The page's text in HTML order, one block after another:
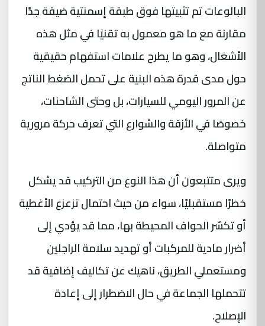
البالوعات تم تثبيتها فوق طبقة إسمنتية ضيقة جدًا
مقارنة مع ما هو معمول به تقنيًا في مثل هذه
الأشغال، وهو ما يطرح علامات استفهام حقيقية
حول مدى قدرة هذه البنية على تحمل الضغط الناتج
عن المرور اليومي للسيارات، بل وحتى الشاحنات،
خصوصًا في الأزقة والشوارع التي تعرف حركة مرورية
متواصلة.
ويرى متتبعون أن هذا النوع من التركيب قد يشكل
خطرًا مستقبليًا، سواء من حيث احتمال تزعزع الأغطية
أو تكسّر الحواف المحيطة بها، مما قد يؤدي إلى
أضرار مادية للمركبات أو تهديد سلامة الراجلين
ومستعملي الطريق، ناهيك عن تكاليف إضافية قد
تتحملها الجماعة في حال الاضطرار إلى إعادة
الإصلاح.